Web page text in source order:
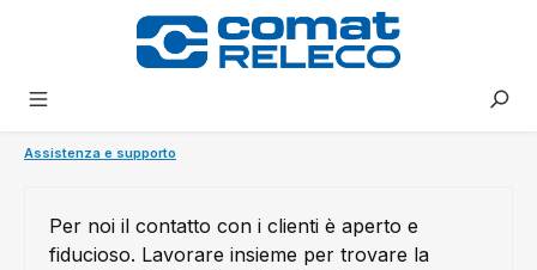
Assistenza e supporto
Per noi il contatto con i clienti è aperto e
fiducioso. Lavorare insieme per trovare la